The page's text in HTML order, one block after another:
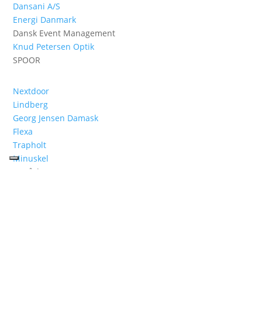
Dansani A/S
Energi Danmark
Dansk Event Management
Knud Petersen Optik
SPOOR
Nextdoor
Lindberg
Georg Jensen Damask
Flexa
Trapholt
Minuskel
KIC Århus